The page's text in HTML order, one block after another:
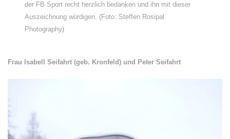
der FB Sport recht herzlich bedanken und ihn mit dieser
Auszeichnung würdigen. (Foto: Steffen Rosipal
Photography)
Frau Isabell Seifahrt (geb. Kronfeld) und Peter Seifahrt